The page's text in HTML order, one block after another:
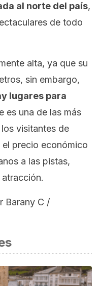
al norte del país,
de todo
alta, ya que su
sin embargo,
lugares para
es una de las más
visitantes de
precio económico
a las pistas,
Barany C /